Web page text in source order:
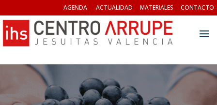
AGENDA ACTUALIDAD MATERIALES CONTACTO